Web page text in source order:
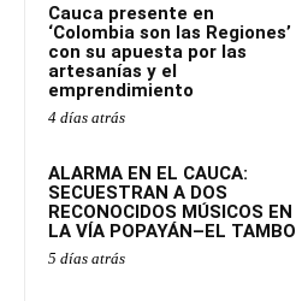
Cauca presente en
‘Colombia son las Regiones’
con su apuesta por las
artesanías y el
emprendimiento
4 días atrás
ALARMA EN EL CAUCA:
SECUESTRAN A DOS
RECONOCIDOS MÚSICOS EN
LA VÍA POPAYÁN–EL TAMBO
5 días atrás